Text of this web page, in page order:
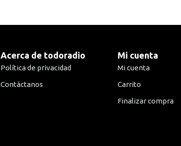
Acerca de todoradio
Política de privacidad
Contáctanos
Mi cuenta
Mi cuenta
Carrito
Finalizar compra